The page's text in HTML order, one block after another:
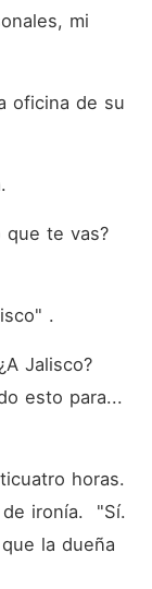
mi
oficina de su
que te vas?
.
Jalisco?
esto para...
horas.
ironía.  "Sí.
la dueña